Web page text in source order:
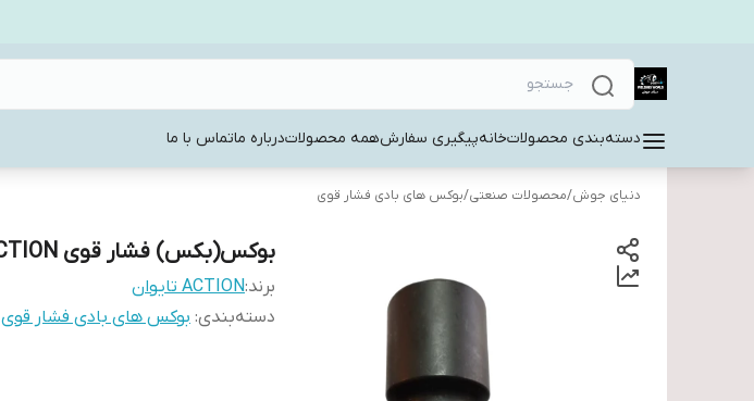
دسته‌بندی محصولاتخانهپیگیری سفارشهمه محصولاتدرباره ماتماس با ما
دنیای جوش/محصولات صنعتی/بوکس های بادی فشار قوی
بوکس(بکس) فشار قوی ACTION تایوان سایز 27
برند:ACTION تایوان
دسته‌بندی: بوکس های بادی فشار قوی